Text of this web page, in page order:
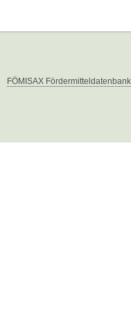
FÖMISAX Fördermitteldatenbank